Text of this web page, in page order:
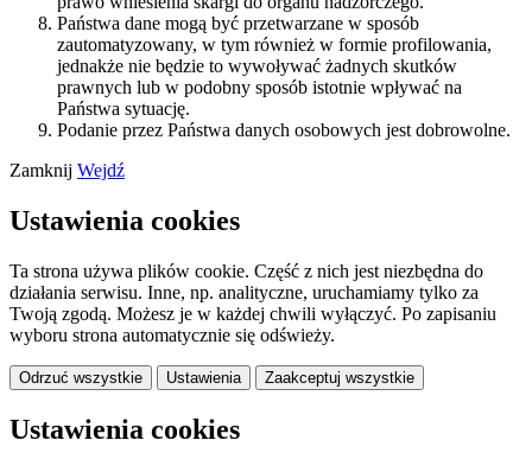
Państwa dane mogą być przetwarzane w sposób
zautomatyzowany, w tym również w formie profilowania,
jednakże nie będzie to wywoływać żadnych skutków
prawnych lub w podobny sposób istotnie wpływać na
Państwa sytuację.
Podanie przez Państwa danych osobowych jest dobrowolne.
Zamknij Wejdź
Ustawienia cookies
Ta strona używa plików cookie. Część z nich jest niezbędna do
działania serwisu. Inne, np. analityczne, uruchamiamy tylko za
Twoją zgodą. Możesz je w każdej chwili wyłączyć. Po zapisaniu
wyboru strona automatycznie się odświeży.
Odrzuć wszystkie Ustawienia Zaakceptuj wszystkie
Ustawienia cookies